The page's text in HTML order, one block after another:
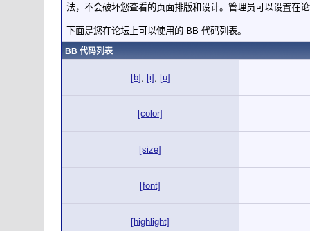
法，不会破坏您查看的页面排版和设计。管理员可以设置在
下面是您在论坛上可以使用的 BB 代码列表。
BB 代码列表
[b] , [i] , [u]
[color]
[size]
[font]
[highlight]